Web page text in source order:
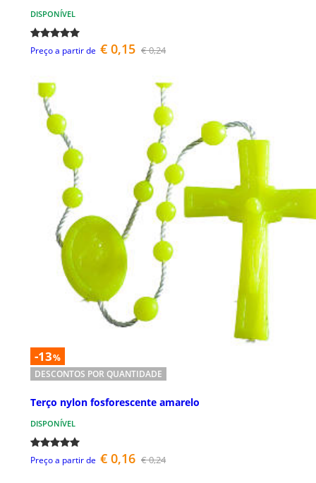
DISPONÍVEL
Preço a partir de € 0,15 € 0,24
-13%
DESCONTOS POR QUANTIDADE
Terço nylon fosforescente amarelo
DISPONÍVEL
Preço a partir de € 0,16 € 0,24